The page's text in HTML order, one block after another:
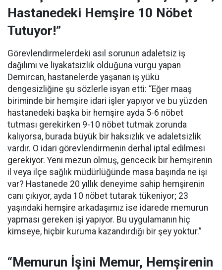
Hastanedeki Hemşire 10 Nöbet
Tutuyor!”
Görevlendirmelerdeki asıl sorunun adaletsiz iş
dağılımı ve liyakatsizlik olduğuna vurgu yapan
Demircan, hastanelerde yaşanan iş yükü
dengesizliğine şu sözlerle isyan etti: “Eğer maaş
biriminde bir hemşire idari işler yapıyor ve bu yüzden
hastanedeki başka bir hemşire ayda 5-6 nöbet
tutması gerekirken 9-10 nöbet tutmak zorunda
kalıyorsa, burada büyük bir haksızlık ve adaletsizlik
vardır. O idari görevlendirmenin derhal iptal edilmesi
gerekiyor. Yeni mezun olmuş, gencecik bir hemşirenin
il veya ilçe sağlık müdürlüğünde masa başında ne işi
var? Hastanede 20 yıllık deneyime sahip hemşirenin
canı çıkıyor, ayda 10 nöbet tutarak tükeniyor; 23
yaşındaki hemşire arkadaşımız ise idarede memurun
yapması gereken işi yapıyor. Bu uygulamanın hiç
kimseye, hiçbir kuruma kazandırdığı bir şey yoktur.”
“Memurun İşini Memur, Hemşirenin